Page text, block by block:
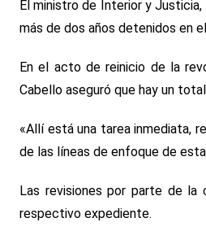
El ministro de Interior y
más de dos años detenidos en
En el acto de reinicio de la
Cabello aseguró que hay un
«Allí está una tarea inmediata,
de las líneas de enfoque de
Las revisiones por parte de la
respectivo expediente.